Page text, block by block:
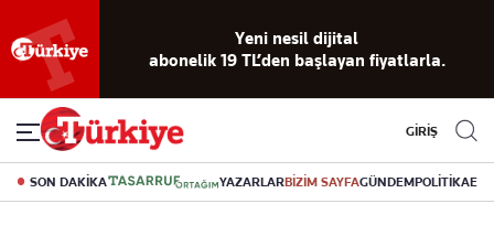
Yeni nesil dijital
abonelik 19 TL’den başlayan fiyatlarla.
GİRİŞ
SON DAKİKA YAZARLARBİZİM SAYFAGÜNDEMPOLİTİKA